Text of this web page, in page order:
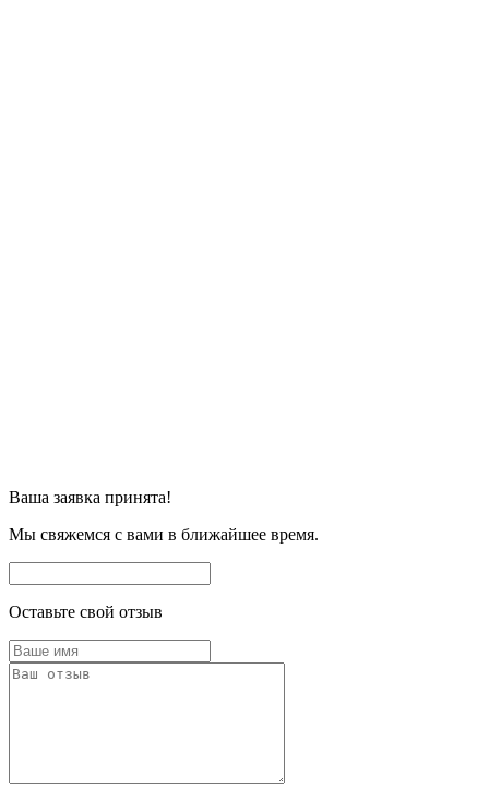
Ваша заявка принята!
Мы свяжемся с вами в ближайшее время.
Оставьте свой отзыв